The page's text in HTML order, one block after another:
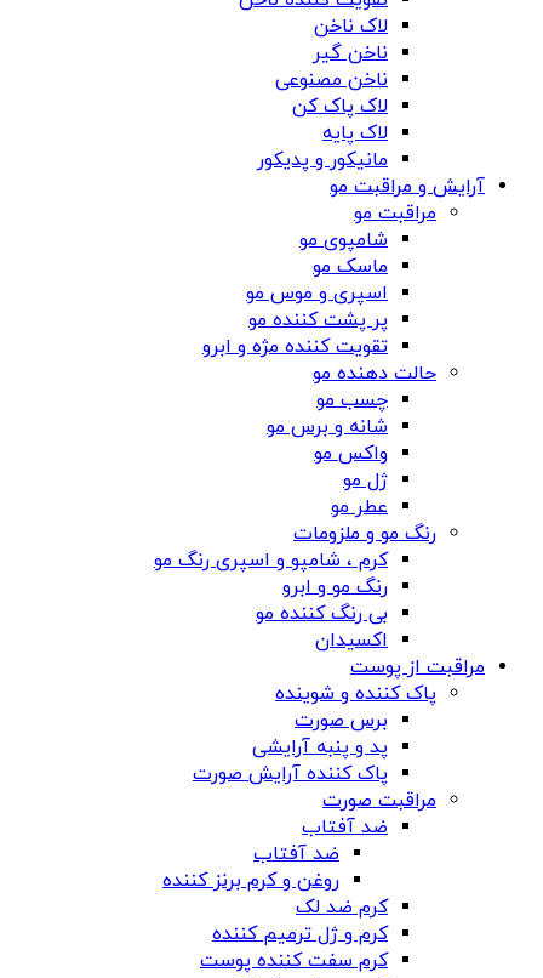
لاک ناخن
ناخن گیر
ناخن مصنوعی
لاک پاک کن
لاک پایه
مانیکور و پدیکور
آرایش و مراقبت مو
مراقبت مو
شامپوی مو
ماسک مو
اسپری و موس مو
پر پشت کننده مو
تقویت کننده مژه و ابرو
حالت دهنده مو
چسب مو
شانه‌ و برس مو
واکس مو
ژل مو
عطر مو
رنگ مو و ملزومات
کرم ، شامپو و اسپری رنگ مو
رنگ مو و ابرو
بی رنگ کننده مو
اکسیدان
مراقبت از پوست
پاک کننده و شوینده
برس صورت
پد و پنبه آرایشی
پاک کننده آرایش صورت
مراقبت صورت
ضد آفتاب
ضد آفتاب
روغن و کرم برنز کننده
کرم ضد لک
کرم و ژل ترمیم کننده
کرم سفت کننده پوست